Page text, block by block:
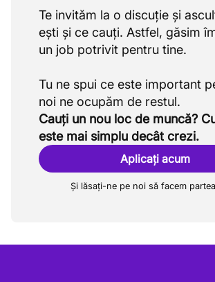
Te invităm la o discuție și
ești și ce cauți. Astfel, găsim
un job potrivit pentru tine.
Tu ne spui ce este important
Cauți un nou loc de muncă?
este mai simplu decât crezi.
Aplicați acum
Și lăsați-ne pe noi să facem